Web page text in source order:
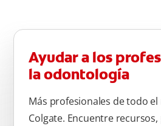
Ayudar a los
la odontología
Más profesionales de todo
Colgate. Encuentre